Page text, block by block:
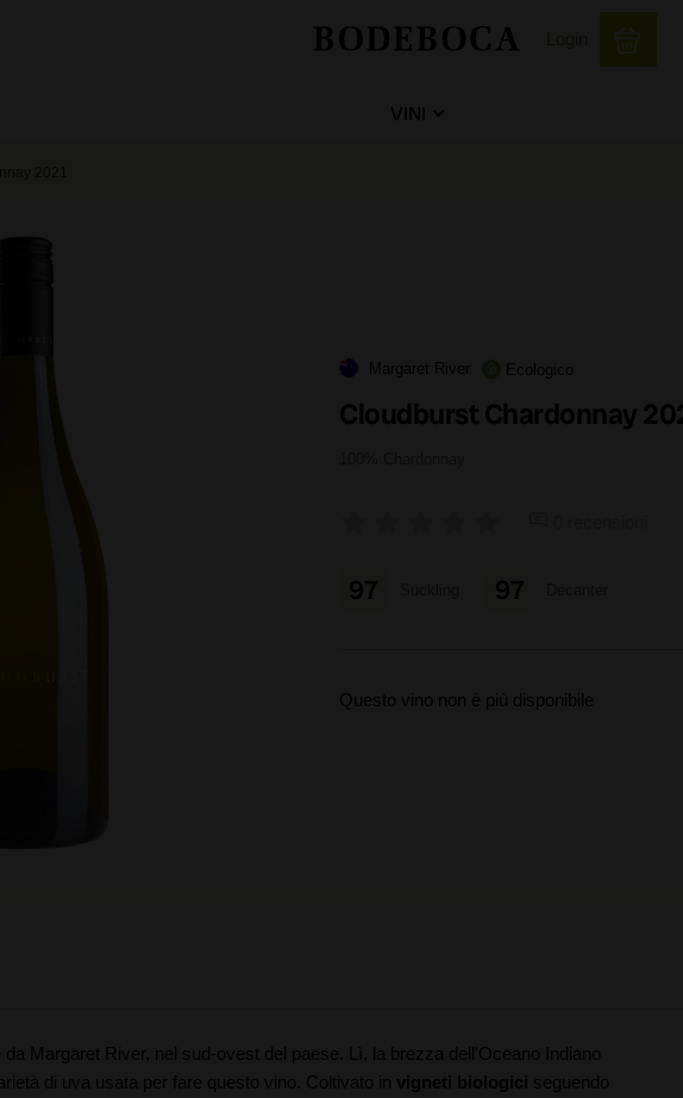
VINI
Margaret River Ecologico
Cloudburst Chardonnay
97 97
Questo vino non è più disponibile
da Margaret River, nel sud-ovest del paese. Lì, la brezza dell'Oceano Indiano
di uva usata per fare questo vino. Coltivato in vigneti biologici seguendo